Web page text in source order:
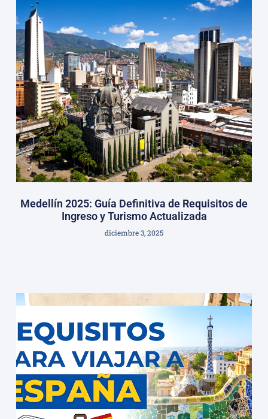
Medellín 2025: Guía Definitiva de Requisitos de
Ingreso y Turismo Actualizada
diciembre 3, 2025